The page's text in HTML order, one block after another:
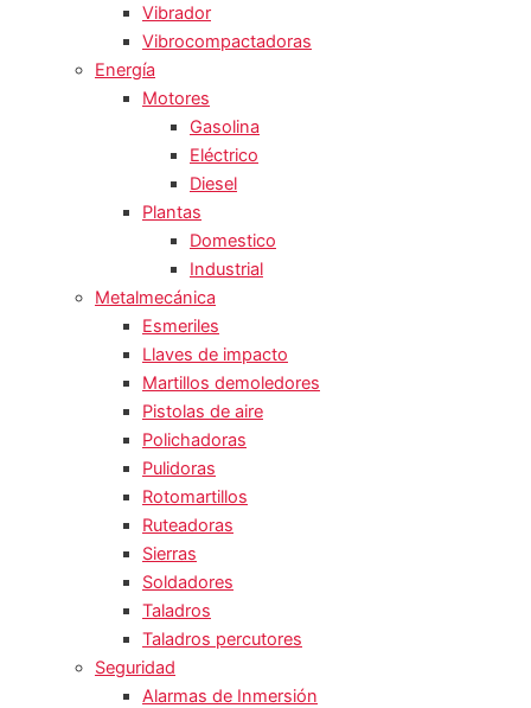
Vibrador
Vibrocompactadoras
Energía
Motores
Gasolina
Eléctrico
Diesel
Plantas
Domestico
Industrial
Metalmecánica
Esmeriles
Llaves de impacto
Martillos demoledores
Pistolas de aire
Polichadoras
Pulidoras
Rotomartillos
Ruteadoras
Sierras
Soldadores
Taladros
Taladros percutores
Seguridad
Alarmas de Inmersión